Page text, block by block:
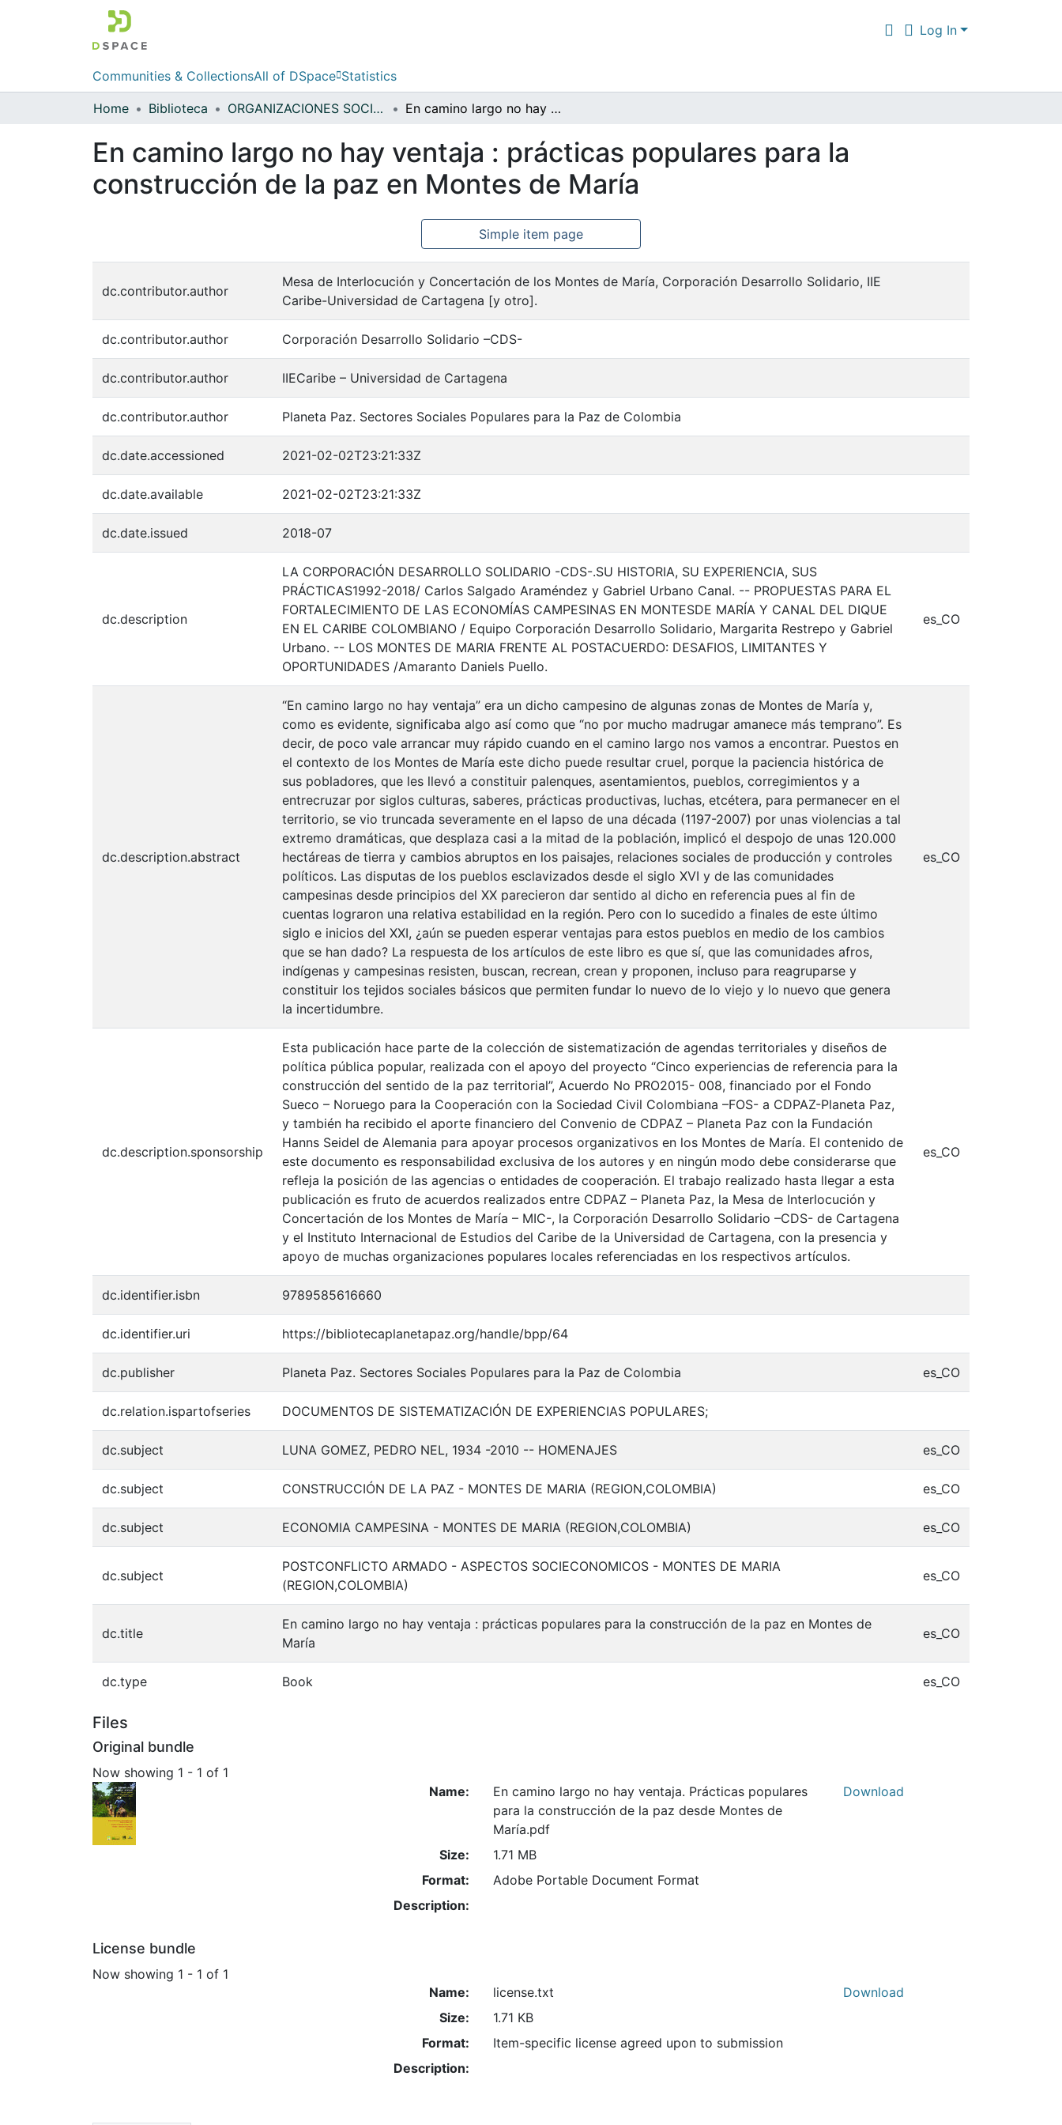
Log In
Communities & CollectionsAll of DSpace Statistics
Home Biblioteca ORGANIZACIONES SOCIALES POPULARES En camino largo no hay ventaja : prácticas populares para la construcción de la paz en Montes de María
En camino largo no hay ventaja : prácticas populares para la
construcción de la paz en Montes de María
Simple item page
dc.contributor.author
Mesa de Interlocución y Concertación de los Montes de María, Corporación Desarrollo Solidario, IIE
Caribe-Universidad de Cartagena [y otro].
dc.contributor.author Corporación Desarrollo Solidario –CDS-
dc.contributor.author IIECaribe – Universidad de Cartagena
dc.contributor.author Planeta Paz. Sectores Sociales Populares para la Paz de Colombia
dc.date.accessioned 2021-02-02T23:21:33Z
dc.date.available 2021-02-02T23:21:33Z
dc.date.issued 2018-07
dc.description
LA CORPORACIÓN DESARROLLO SOLIDARIO -CDS-.SU HISTORIA, SU EXPERIENCIA, SUS
PRÁCTICAS1992-2018/ Carlos Salgado Araméndez y Gabriel Urbano Canal. -- PROPUESTAS PARA EL
FORTALECIMIENTO DE LAS ECONOMÍAS CAMPESINAS EN MONTESDE MARÍA Y CANAL DEL DIQUE
EN EL CARIBE COLOMBIANO / Equipo Corporación Desarrollo Solidario, Margarita Restrepo y Gabriel
Urbano. -- LOS MONTES DE MARIA FRENTE AL POSTACUERDO: DESAFIOS, LIMITANTES Y
OPORTUNIDADES /Amaranto Daniels Puello.
es_CO
dc.description.abstract
“En camino largo no hay ventaja” era un dicho campesino de algunas zonas de Montes de María y,
como es evidente, significaba algo así como que “no por mucho madrugar amanece más temprano”. Es
decir, de poco vale arrancar muy rápido cuando en el camino largo nos vamos a encontrar. Puestos en
el contexto de los Montes de María este dicho puede resultar cruel, porque la paciencia histórica de
sus pobladores, que les llevó a constituir palenques, asentamientos, pueblos, corregimientos y a
entrecruzar por siglos culturas, saberes, prácticas productivas, luchas, etcétera, para permanecer en el
territorio, se vio truncada severamente en el lapso de una década (1197-2007) por unas violencias a tal
extremo dramáticas, que desplaza casi a la mitad de la población, implicó el despojo de unas 120.000
hectáreas de tierra y cambios abruptos en los paisajes, relaciones sociales de producción y controles
políticos. Las disputas de los pueblos esclavizados desde el siglo XVI y de las comunidades
campesinas desde principios del XX parecieron dar sentido al dicho en referencia pues al fin de
cuentas lograron una relativa estabilidad en la región. Pero con lo sucedido a finales de este último
siglo e inicios del XXI, ¿aún se pueden esperar ventajas para estos pueblos en medio de los cambios
que se han dado? La respuesta de los artículos de este libro es que sí, que las comunidades afros,
indígenas y campesinas resisten, buscan, recrean, crean y proponen, incluso para reagruparse y
constituir los tejidos sociales básicos que permiten fundar lo nuevo de lo viejo y lo nuevo que genera
la incertidumbre.
es_CO
dc.description.sponsorship
Esta publicación hace parte de la colección de sistematización de agendas territoriales y diseños de
política pública popular, realizada con el apoyo del proyecto “Cinco experiencias de referencia para la
construcción del sentido de la paz territorial”, Acuerdo No PRO2015- 008, financiado por el Fondo
Sueco – Noruego para la Cooperación con la Sociedad Civil Colombiana –FOS- a CDPAZ-Planeta Paz,
y también ha recibido el aporte financiero del Convenio de CDPAZ – Planeta Paz con la Fundación
Hanns Seidel de Alemania para apoyar procesos organizativos en los Montes de María. El contenido de
este documento es responsabilidad exclusiva de los autores y en ningún modo debe considerarse que
refleja la posición de las agencias o entidades de cooperación. El trabajo realizado hasta llegar a esta
publicación es fruto de acuerdos realizados entre CDPAZ – Planeta Paz, la Mesa de Interlocución y
Concertación de los Montes de María – MIC-, la Corporación Desarrollo Solidario –CDS- de Cartagena
y el Instituto Internacional de Estudios del Caribe de la Universidad de Cartagena, con la presencia y
apoyo de muchas organizaciones populares locales referenciadas en los respectivos artículos.
es_CO
dc.identifier.isbn 9789585616660
dc.identifier.uri https://bibliotecaplanetapaz.org/handle/bpp/64
dc.publisher Planeta Paz. Sectores Sociales Populares para la Paz de Colombia es_CO
dc.relation.ispartofseries DOCUMENTOS DE SISTEMATIZACIÓN DE EXPERIENCIAS POPULARES;
dc.subject LUNA GOMEZ, PEDRO NEL, 1934 -2010 -- HOMENAJES es_CO
dc.subject CONSTRUCCIÓN DE LA PAZ - MONTES DE MARIA (REGION,COLOMBIA) es_CO
dc.subject ECONOMIA CAMPESINA - MONTES DE MARIA (REGION,COLOMBIA) es_CO
dc.subject
POSTCONFLICTO ARMADO - ASPECTOS SOCIECONOMICOS - MONTES DE MARIA
(REGION,COLOMBIA)
es_CO
dc.title
En camino largo no hay ventaja : prácticas populares para la construcción de la paz en Montes de
María
es_CO
dc.type Book es_CO
Files
Original bundle
Now showing 1 - 1 of 1
Name:
En camino largo no hay ventaja. Prácticas populares
para la construcción de la paz desde Montes de
María.pdf
Size:
1.71 MB
Format:
Adobe Portable Document Format
Description:
Download
License bundle
Now showing 1 - 1 of 1
Name:
license.txt
Size:
1.71 KB
Format:
Item-specific license agreed upon to submission
Description:
Download